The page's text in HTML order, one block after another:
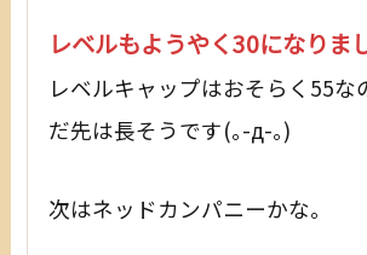
レベルもようやく30になりま
レベルキャップはおそらく55な
だ先は長そうです(｡-д-｡)
次はネッドカンパニーかな。